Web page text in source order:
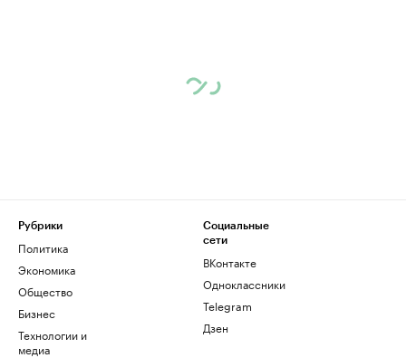
Рубрики
Политика
Экономика
Общество
Бизнес
Технологии и
медиа
Социальные
сети
ВКонтакте
Одноклассники
Telegram
Дзен